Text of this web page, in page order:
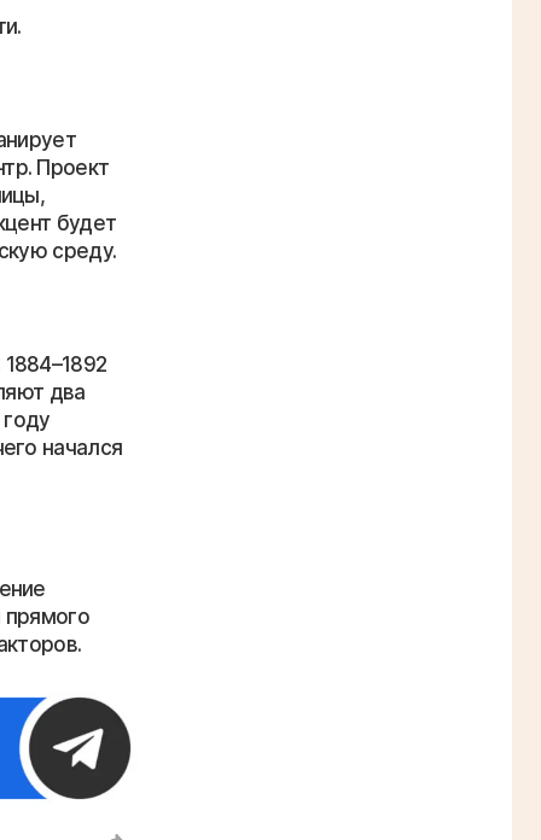
Проект
будет
среду.
два
начался
прямого